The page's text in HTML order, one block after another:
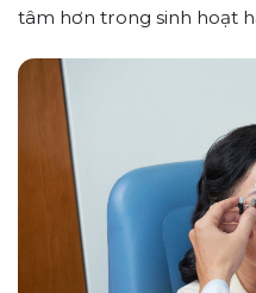
tâm hơn trong sinh hoạt